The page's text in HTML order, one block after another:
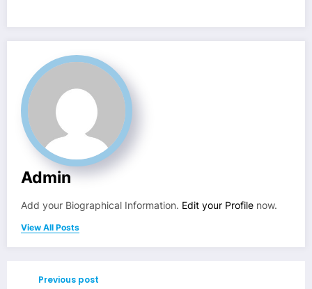
Admin
Add your Biographical Information. Edit your Profile now.
View All Posts
Previous post